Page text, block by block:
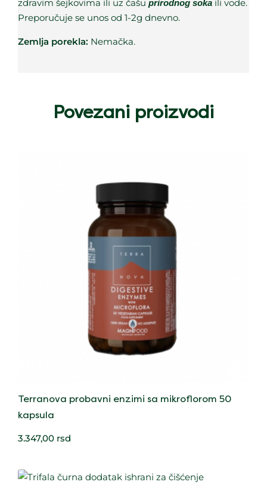
zdravim šejkovima ili uz čašu prirodnog soka ili vode.
Preporučuje se unos od 1-2g dnevno.
Zemlja porekla: Nemačka.
Povezani proizvodi
Terranova probavni enzimi sa mikroflorom 50
kapsula
3.347,00 rsd